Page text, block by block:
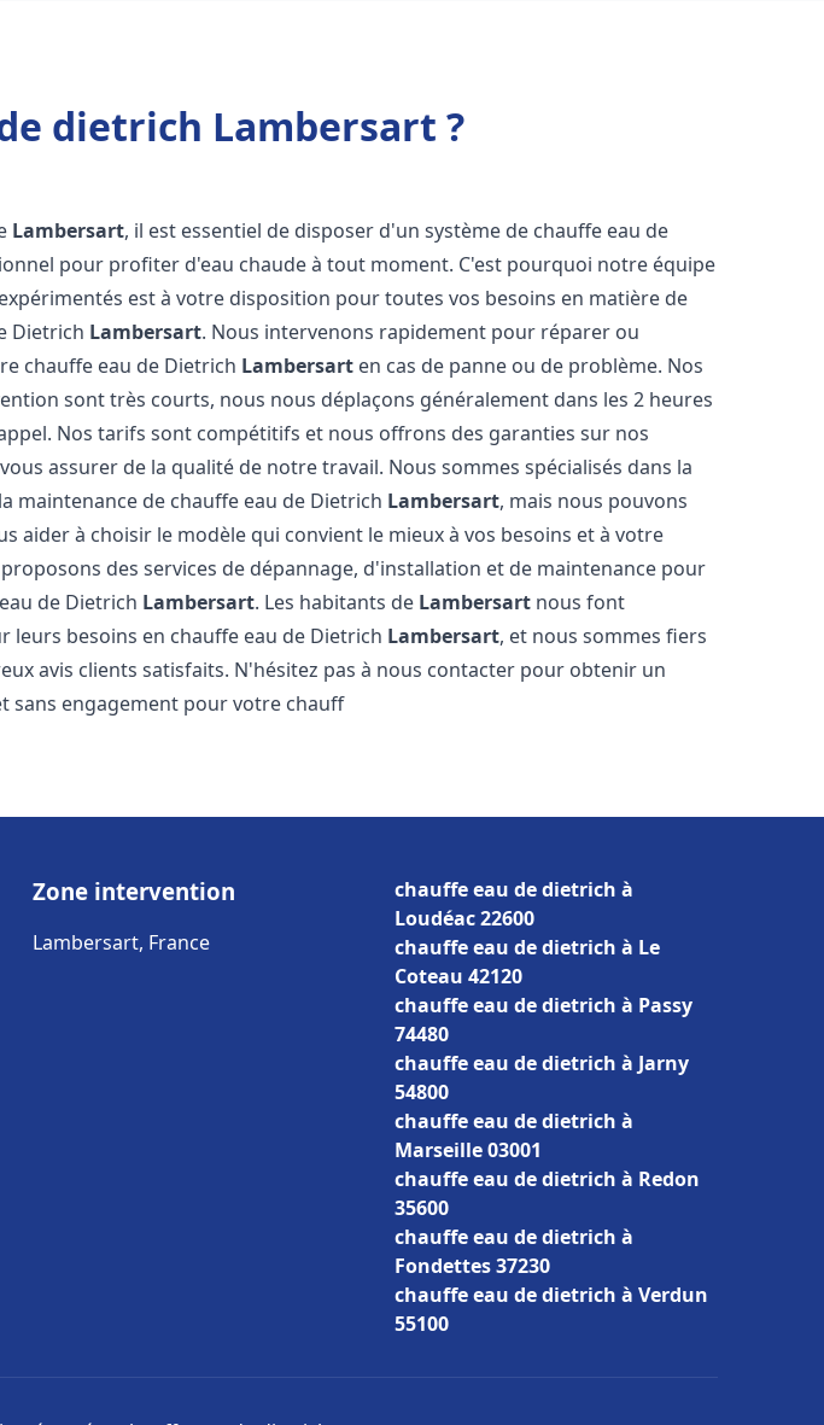
dietrich Lambersart ?
Lambersart, il est essentiel de disposer d'un système de chauffe eau de
pour profiter d'eau chaude à tout moment. C'est pourquoi notre équipe
est à votre disposition pour toutes vos besoins en matière de
Dietrich Lambersart. Nous intervenons rapidement pour réparer ou
chauffe eau de Dietrich Lambersart en cas de panne ou de problème. Nos
sont très courts, nous nous déplaçons généralement dans les 2 heures
Nos tarifs sont compétitifs et nous offrons des garanties sur nos
assurer de la qualité de notre travail. Nous sommes spécialisés dans la
maintenance de chauffe eau de Dietrich Lambersart, mais nous pouvons
aider à choisir le modèle qui convient le mieux à vos besoins et à votre
des services de dépannage, d'installation et de maintenance pour
de Dietrich Lambersart. Les habitants de Lambersart nous font
leurs besoins en chauffe eau de Dietrich Lambersart, et nous sommes fiers
avis clients satisfaits. N'hésitez pas à nous contacter pour obtenir un
sans engagement pour votre chauff
Zone intervention
Lambersart, France
chauffe eau de dietrich à
Loudéac 22600
chauffe eau de dietrich à Le
Coteau 42120
chauffe eau de dietrich à Passy
74480
chauffe eau de dietrich à Jarny
54800
chauffe eau de dietrich à
Marseille 03001
chauffe eau de dietrich à Redon
35600
chauffe eau de dietrich à
Fondettes 37230
chauffe eau de dietrich à Verdun
55100